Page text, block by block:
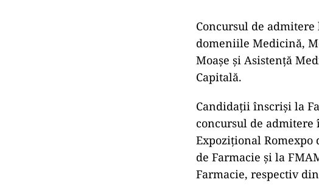
Concursul de
domeniile Medicină,
Moaşe şi Asistenţă
Capitală.
Candidaţii înscrişi la
concursul de
Expoziţional
de Farmacie şi la
Farmacie, respectiv